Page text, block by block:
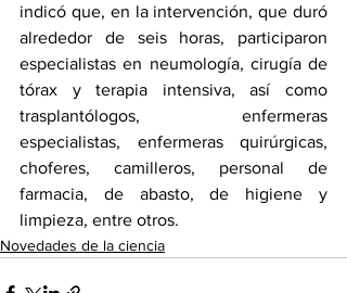
indicó que, en la intervención, que duró
alrededor de seis horas, participaron
especialistas en neumología, cirugía de
tórax y terapia intensiva, así como
trasplantólogos, enfermeras
especialistas, enfermeras quirúrgicas,
choferes, camilleros, personal de
farmacia, de abasto, de higiene y
limpieza, entre otros.
Novedades de la ciencia